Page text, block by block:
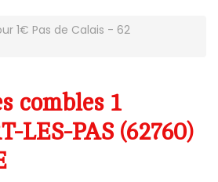
1€ Pas de Calais - 62
combles 1
LES-PAS (62760)